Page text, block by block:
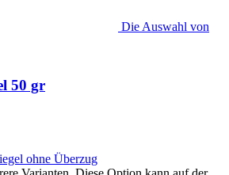
Die Auswahl von
50 gr
ohne Überzug